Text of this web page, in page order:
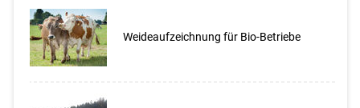
Weideaufzeichnung für Bio-Betriebe